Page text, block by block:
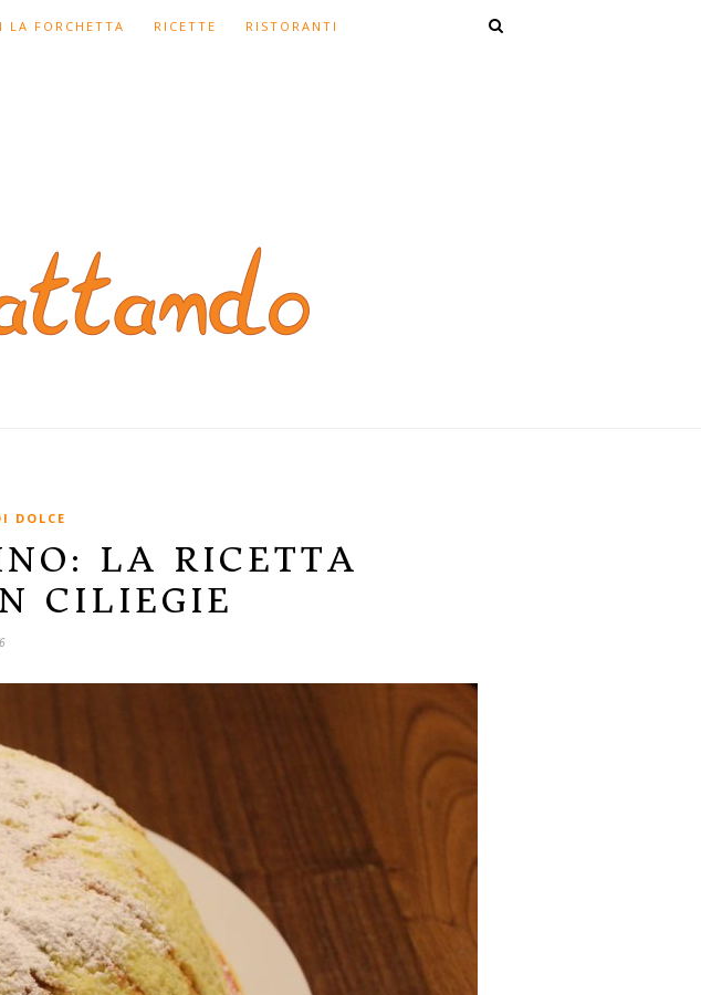
LA FORCHETTA RICETTE RISTORANTI
DOLCE
LA RICETTA
CILIEGIE